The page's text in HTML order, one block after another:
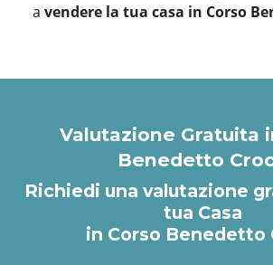
a vendere la tua casa in Corso
Valutazione Gratuita
Benedetto
Richiedi una valutazione
tua Casa
in Corso Benedetto